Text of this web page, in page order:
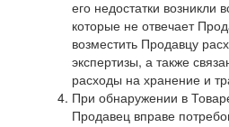
его недостатки возникли
которые не отвечает
возместить Продавцу
экспертизы, а также
расходы на хранение и
При обнаружении в
Продавец вправе